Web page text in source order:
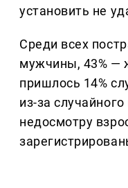
установить не
Среди всех
мужчины, 43% —
пришлось 14%
из-за
недосмотру